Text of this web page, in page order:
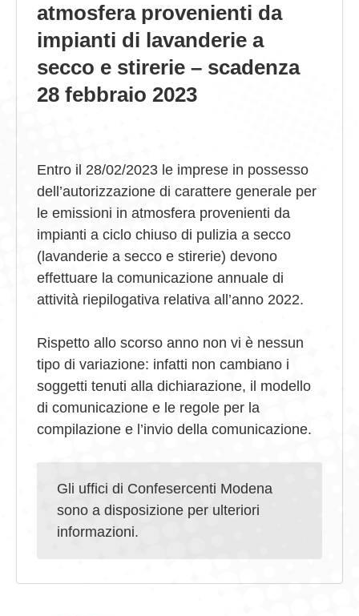
atmosfera provenienti da
impianti di lavanderie a
secco e stirerie – scadenza
28 febbraio 2023
Entro il 28/02/2023 le imprese in possesso
dell’autorizzazione di carattere generale per
le emissioni in atmosfera provenienti da
impianti a ciclo chiuso di pulizia a secco
( lavanderie a secco e stirerie) devono
effettuare la comunicazione annuale di
attività riepilogativa relativa all’anno 2022.
Rispetto allo scorso anno non vi è nessun
tipo di variazione: infatti non cambiano i
soggetti tenuti alla dichiarazione, il modello
di comunicazione e le regole per la
compilazione e l’invio della comunicazione.
Gli uffici di Confesercenti Modena
sono a disposizione per ulteriori
informazioni.